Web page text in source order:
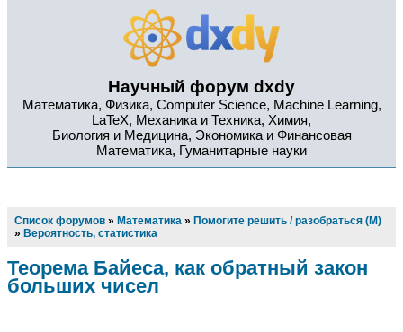
Научный форум dxdy
Математика, Физика, Computer Science, Machine Learning,
LaTeX, Механика и Техника, Химия,
Биология и Медицина, Экономика и Финансовая
Математика, Гуманитарные науки
Список форумов » Математика » Помогите решить / разобраться (М)
» Вероятность, статистика
Теорема Байеса, как обратный закон
больших чисел